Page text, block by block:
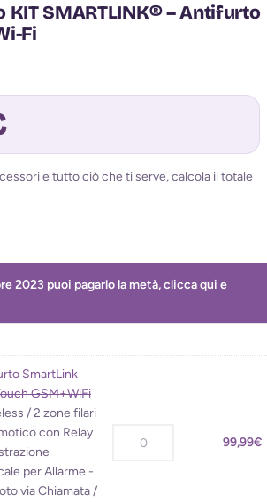
KIT SMARTLINK® – Antifurto
Fi
disponibile
e tutto ciò che ti serve, calcola il totale
2023 puoi pagarlo la metà, clicca qui e
SmartLink
GSM+WiFi
/ 2 zone filari
con Relay
per Allarme -
via Chiamata /
99,99€